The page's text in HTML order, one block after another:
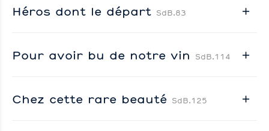
Héros dont le départ SdB.83
Pour avoir bu de notre vin SdB.114
Chez cette rare beauté SdB.125